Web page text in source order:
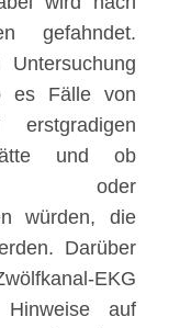
gefahndet.
es Fälle von
und ob
oder
würden, die
Darüber
EKG
auf